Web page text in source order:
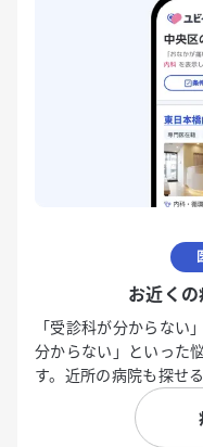
お近く
「受診科が分からない
分からない」といった
す。近所の病院も探せ